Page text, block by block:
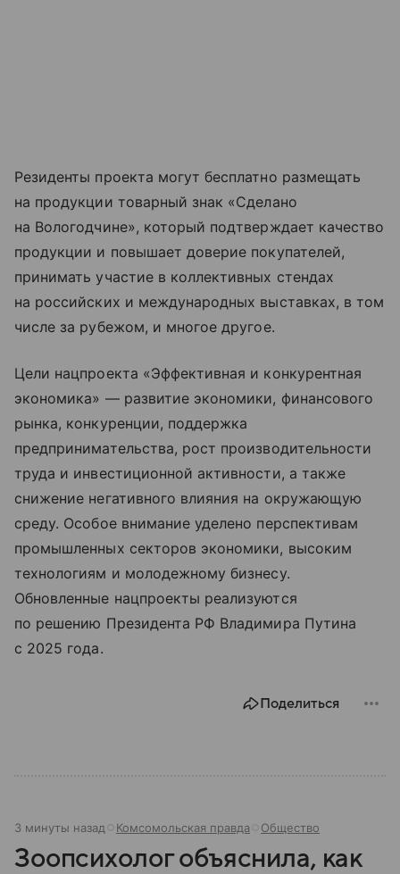
Резиденты проекта могут бесплатно размещать
на продукции товарный знак «Сделано
на Вологодчине», который подтверждает качество
продукции и повышает доверие покупателей,
принимать участие в коллективных стендах
на российских и международных выставках, в том
числе за рубежом, и многое другое.
Цели нацпроекта «Эффективная и конкурентная
экономика» — развитие экономики, финансового
рынка, конкуренции, поддержка
предпринимательства, рост производительности
труда и инвестиционной активности, а также
снижение негативного влияния на окружающую
среду. Особое внимание уделено перспективам
промышленных секторов экономики, высоким
технологиям и молодежному бизнесу.
Обновленные нацпроекты реализуются
по решению Президента РФ Владимира Путина
с 2025 года.
Поделиться
3 минуты назад Комсомольская правда Общество
Зоопсихолог объяснила, как